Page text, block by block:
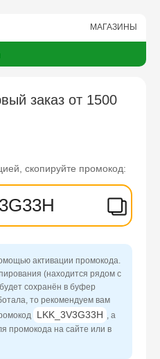
заказ от 1500
скопируйте промокод:
активации промокода.
(находится рядом с
сохранён в буфер
то рекомендуем вам
LKK_3V3G33H , а
промокода на сайте или в